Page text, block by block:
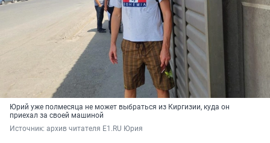
Юрий уже полмесяца не может выбраться из Киргизии, куда он
приехал за своей машиной
Источник: архив читателя E1.RU Юрия